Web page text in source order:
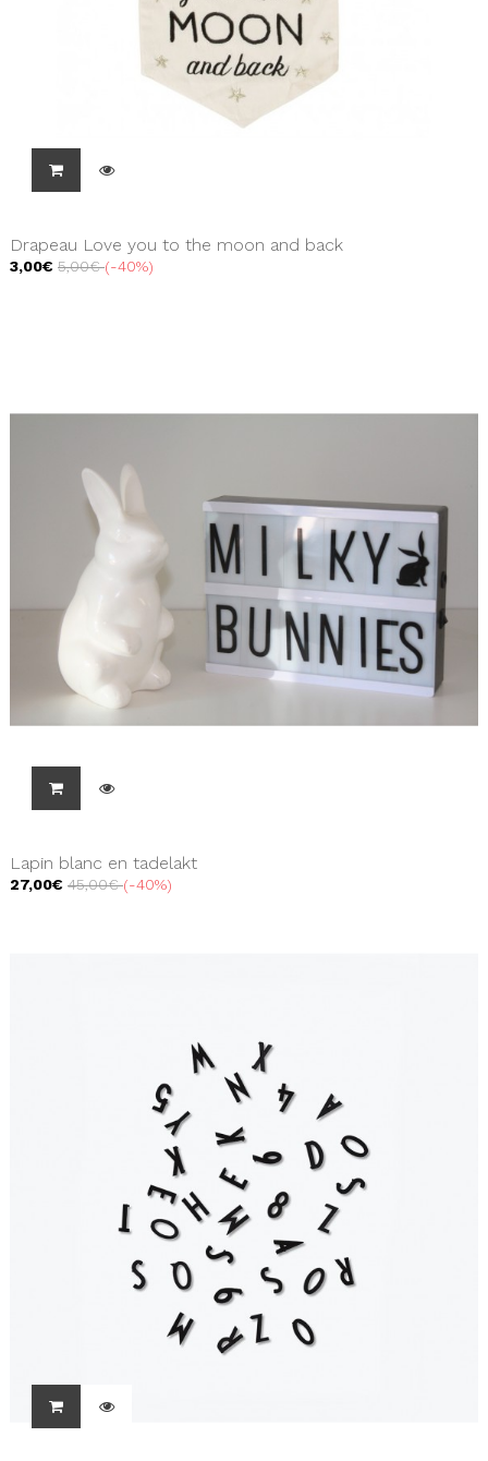
Drapeau Love you to the moon and back
3,00€ 5,00€ -40%
Lapin blanc en tadelakt
27,00€ 45,00€ -40%